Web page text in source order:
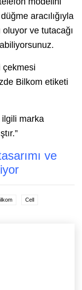
aracılığıyla
ve tutacağı
çekmesi
Bilkom etiketi
ilgili marka
ve
Cell